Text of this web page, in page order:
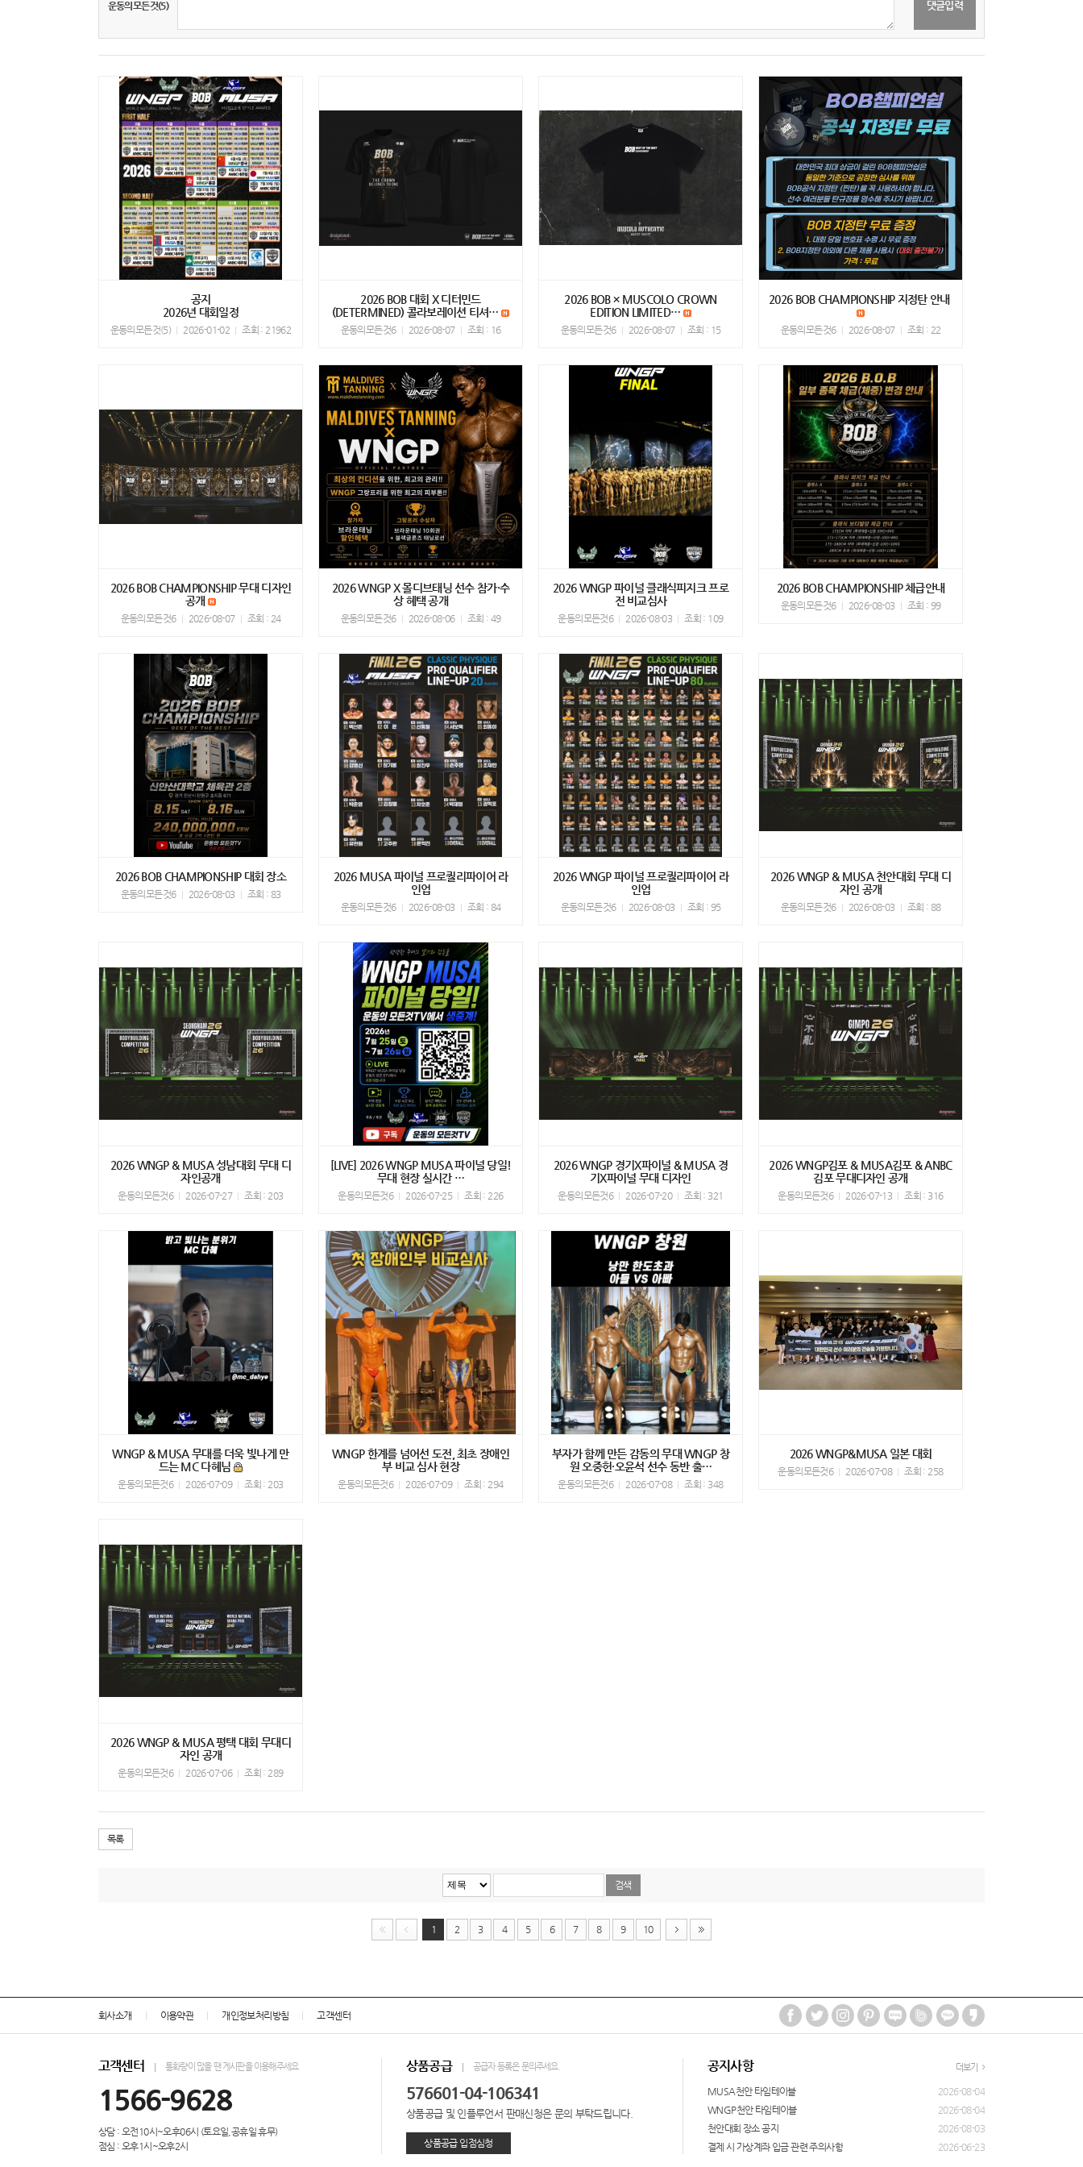
운동의모든것(5)
공지
2026년 대회일정
운동의모든것(5) 2026-01-02 조회 : 21962
2026 BOB 대회 X 디터민드
(DETERMINED) 콜라보레이션 티셔…
운동의모든것6 2026-08-07 조회 : 16
2026 BOB × MUSCOLO CROWN
EDITION LIMITED…
운동의모든것6 2026-08-07 조회 : 15
2026 BOB CHAMPIONSHIP 지정탄 안내
운동의모든것6 2026-08-07 조회 : 22
2026 BOB CHAMPIONSHIP 무대 디자인
공개
운동의모든것6 2026-08-07 조회 : 24
2026 WNGP X 몰디브태닝 선수 참가·수
상 혜택 공개
운동의모든것6 2026-08-06 조회 : 49
2026 WNGP 파이널 클래식피지크 프로
전 비교심사
운동의모든것6 2026-08-03 조회 : 109
2026 BOB CHAMPIONSHIP 체급안내
운동의모든것6 2026-08-03 조회 : 99
2026 BOB CHAMPIONSHIP 대회 장소
운동의모든것6 2026-08-03 조회 : 83
2026 MUSA 파이널 프로퀄리파이어 라
인업
운동의모든것6 2026-08-03 조회 : 84
2026 WNGP 파이널 프로퀄리파이어 라
인업
운동의모든것6 2026-08-03 조회 : 95
2026 WNGP & MUSA 천안대회 무대 디
자인 공개
운동의모든것6 2026-08-03 조회 : 88
2026 WNGP & MUSA 성남대회 무대 디
자인공개
운동의모든것6 2026-07-27 조회 : 203
[LIVE] 2026 WNGP MUSA 파이널 당일!
무대 현장 실시간 …
운동의모든것6 2026-07-25 조회 : 226
2026 WNGP 경기X파이널 & MUSA 경
기X파이널 무대 디자인
운동의모든것6 2026-07-20 조회 : 321
2026 WNGP김포 & MUSA김포 & ANBC
김포 무대디자인 공개
운동의모든것6 2026-07-13 조회 : 316
WNGP & MUSA 무대를 더욱 빛나게 만
드는 MC 다혜님
운동의모든것6 2026-07-09 조회 : 203
WNGP 한계를 넘어선 도전, 최초 장애인
부 비교 심사 현장
운동의모든것6 2026-07-09 조회 : 294
부자가 함께 만든 감동의 무대 WNGP 창
원 오중헌·오윤석 선수 동반 출…
운동의모든것6 2026-07-08 조회 : 348
2026 WNGP&MUSA 일본 대회
운동의모든것6 2026-07-08 조회 : 258
2026 WNGP & MUSA 평택 대회 무대디
자인 공개
운동의모든것6 2026-07-06 조회 : 289
목록
1 2 3 4 5 6 7 8 9 10
회사소개 이용약관 개인정보처리방침 고객센터
고객센터 통화량이 많을 땐 게시판을 이용해주세요
1566-9628
상담 : 오전10시~오후06시 (토요일,공휴일 휴무)
점심 : 오후1시~오후2시
상품공급 공급자 등록은 문의주세요.
576601-04-106341
상품공급 및 인플루언서 판매신청은 문의 부탁드립니다.
상품공급 입점심청
공지사항 더보기
MUSA천안 타임테이블
2026-08-04
WNGP천안 타임테이블
2026-08-04
천안대회 장소 공지
2026-08-03
결제 시 가상계좌 입금 관련 주의사항
2026-06-23